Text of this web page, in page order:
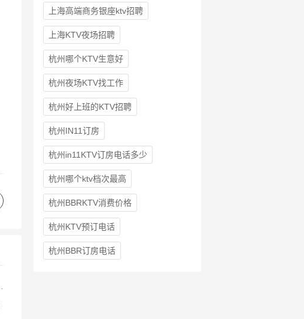
上海高端商务银座ktv招聘
上海KTV夜场招聘
杭州哪个KTV生意好
杭州夜场KTV找工作
杭州好上班的KTV招聘
杭州IN11订房
杭州in11KTV订房电话多少
杭州哪个ktv档次最高
杭州BBRKTV消费价格
杭州KTV预订电话
杭州BBR订房电话